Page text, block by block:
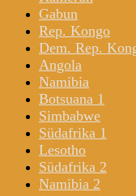
Gabun
Rep. Kongo
Dem. Rep.
Angola
Namibia
Botsuana 1
Simbabwe
Südafrika 1
Lesotho
Südafrika 2
Namibia 2